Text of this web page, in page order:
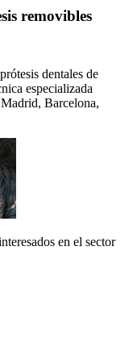
removibles
dentales de
especializada
Barcelona,
en el sector